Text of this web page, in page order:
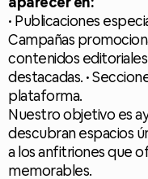
• Publicaciones
Campañas
contenidos
destacadas. •
plataforma.
Nuestro objetivo es
descubran espacios
a los anfitriones que
memorables.